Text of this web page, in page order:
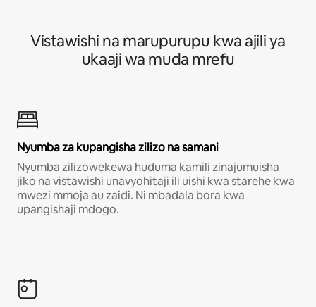
Vistawishi na marupurupu kwa ajili ya
ukaaji wa muda mrefu
Nyumba za kupangisha zilizo na samani
Nyumba zilizowekewa huduma kamili zinajumuisha
jiko na vistawishi unavyohitaji ili uishi kwa starehe kwa
mwezi mmoja au zaidi. Ni mbadala bora kwa
upangishaji mdogo.